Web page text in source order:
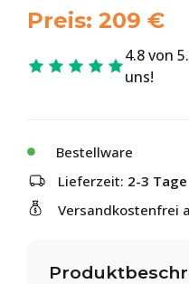
Preis: 209 €
4.8 von
uns!
Bestellware
Lieferzeit: 2-3 Tage
Versandkostenfrei